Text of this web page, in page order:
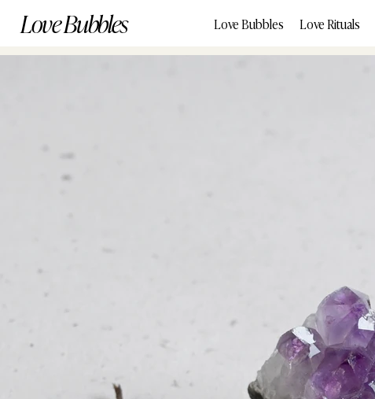
Love Bubbles Love Bubbles Love Rituals